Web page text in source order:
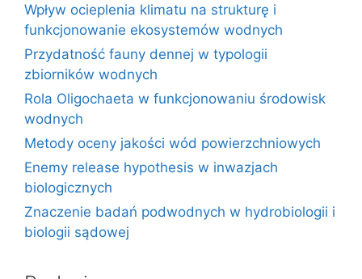
Wpływ ocieplenia klimatu na strukturę i
funkcjonowanie ekosystemów wodnych
Przydatność fauny dennej w typologii
zbiorników wodnych
Rola Oligochaeta w funkcjonowaniu środowisk
wodnych
Metody oceny jakości wód powierzchniowych
Enemy release hypothesis w inwazjach
biologicznych
Znaczenie badań podwodnych w hydrobiologii i
biologii sądowej